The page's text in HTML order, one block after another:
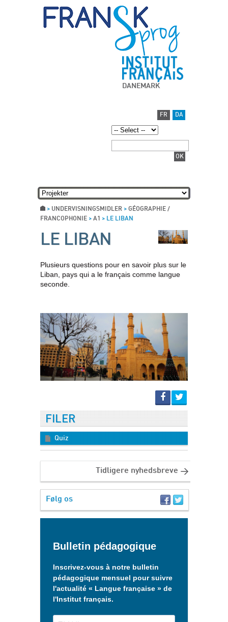
DANEMARK
FR DA
> UNDERVISNINGSMIDLER > GÉOGRAPHIE /
FRANCOPHONIE > A1 > LE LIBAN
LE LIBAN
Plusieurs questions pour en savoir plus sur le
Liban, pays qui a le français comme langue
seconde.
FILER
Quiz
Tidligere nyhedsbreve
Følg os
Bulletin pédagogique
Inscrivez-vous à notre bulletin
pédagogique mensuel pour suivre
l'actualité « Langue française » de
l'Institut français.